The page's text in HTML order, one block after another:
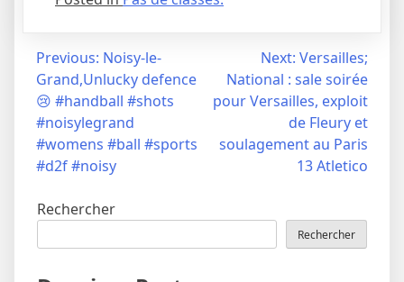
Navigation
l’article
Previous: Noisy-le-
Grand,Unlucky defence
😢 #handball #shots
#noisylegrand
#womens #ball #sports
#d2f #noisy
Next: Versailles;
National : sale soirée
pour Versailles, exploit
de Fleury et
soulagement au Paris
13 Atletico
Rechercher
Rechercher